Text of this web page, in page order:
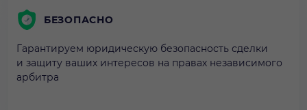
БЕЗОПАСНО
Гарантируем юридическую безопасность сделки
и защиту ваших интересов на правах независимого
арбитра